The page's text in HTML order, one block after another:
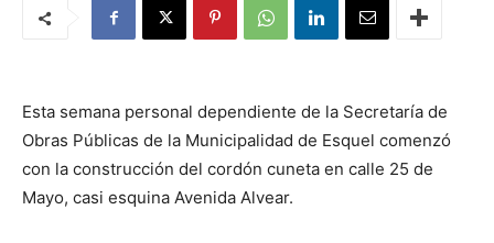
Esta semana personal dependiente de la Secretaría de
Obras Públicas de la Municipalidad de Esquel comenzó
con la construcción del cordón cuneta en calle 25 de
Mayo, casi esquina Avenida Alvear.